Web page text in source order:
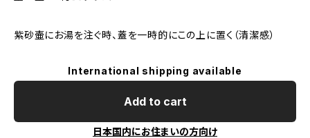
紫砂壷にお湯を注ぐ時、蓋を一時的にこの上に置く（清潔感）
International shipping available
Add to cart
日本国内にお住まいの方向け